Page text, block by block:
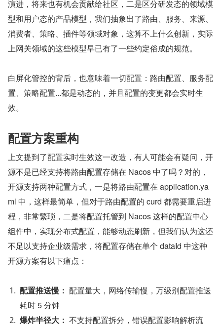
演进，将来也有机会贡献给社区，二是区分研发态的领域模
型和用户态的产品模型，我们抽象出了路由、服务、来源、
消费者、策略、插件等领域对象，这算不上什么创新，实际
上网关领域的这些模型早已有了一些约定俗成的规范。
白屏化管控的背后，也意味着一切配置：路由配置、服务配
置、策略配置...都是动态的，并且配置的变更都会实时生
效。
配置方案重构
上文提到了配置实时生效这一改造，有人可能会有疑问，开
源不是已经支持将路由配置存储在 Nacos 中了吗？对的，
开源支持两种配置方式，一是将路由配置在 application.ya
ml 中，这样最简单，但对于路由配置的 curd 都需要重启进
程，非常繁琐，二是将配置托管到 Nacos 这样的配置中心
组件中，实现分布式配置，能够动态刷新，但我们认为这还
不足以支持企业级需求，将配置存储在单个 dataId 中这种
开源方案有以下痛点：
配置推送慢： 配置量大，网络传输慢，万级别配置推送
耗时 5 分钟
爆炸半径大： 不支持配置拆分，错误配置影响解析流